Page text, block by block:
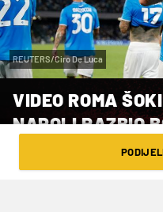
REUTERS/Ciro De Luca
VIDEO ROMA
NAPOLI RAZBIO
SE MARTIN ERLIĆ